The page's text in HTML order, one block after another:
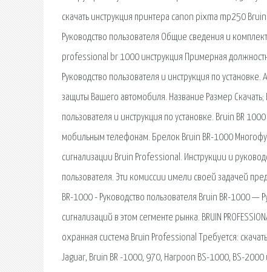
скачать инструкция принтера canon pixma mp250
Руководство пользователя Общие сведения и
professional br 1000 инструкция Примерная
Руководство пользователя и инструкция по
защиты Вашего автомобиля. Название Размер Скачать;
пользователя и инструкция по установке. Bruin BR
мобильным телефонам. Брелок Bruin BR-1000
сигнализации Bruin Professional. Инструкции и
пользователя. Эти комиссии имели своей задачей
BR-1000 - Руководство пользователя Bruin BR-1000
сигнализаций в этом сегменте рынка. BRUIN
охранная система Bruin Professional Требуется:
Jaguar, Bruin BR -1000, 970, Harpoon BS-1000, BS-2000